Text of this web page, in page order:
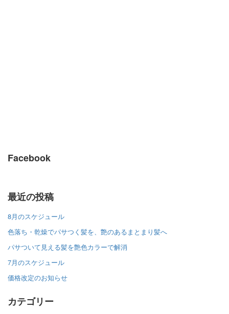
Facebook
最近の投稿
8月のスケジュール
色落ち・乾燥でパサつく髪を、艶のあるまとまり髪へ
パサついて見える髪を艶色カラーで解消
7月のスケジュール
価格改定のお知らせ
カテゴリー